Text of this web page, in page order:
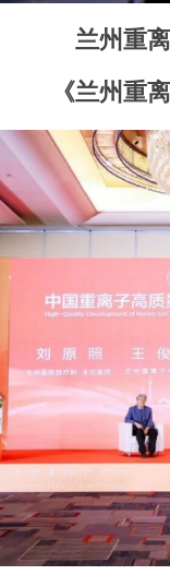
兰州重
《兰州重